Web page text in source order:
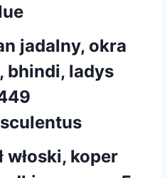
jadalny, okra
bhindi, ladys
włoski, koper